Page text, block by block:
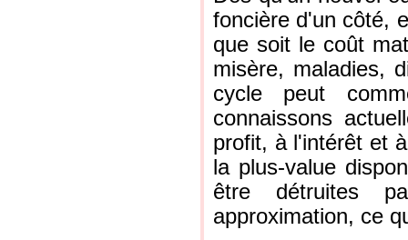
foncière d'un côté,
que soit le coût
misère, maladies,
cycle peut
connaissons
profit, à l'intérêt et
la plus-value
être détruites
approximation, ce